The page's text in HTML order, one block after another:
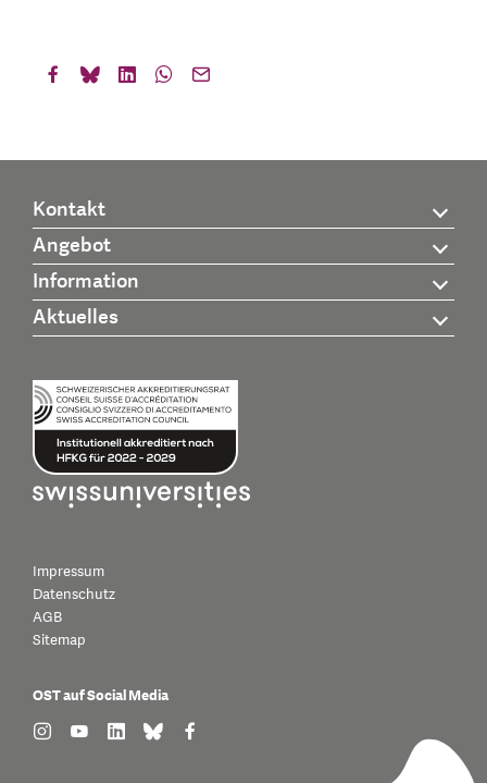
Kontakt
Angebot
Information
Aktuelles
Impressum
Datenschutz
AGB
Sitemap
OST auf Social Media
find us on: instagram
find us on: youtube
find us on: linkedin
find us on: bluesky
find us on: facebook